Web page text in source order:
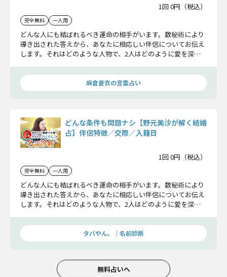
1回 0円（税込）
完全無料 一人用
どんな人にも結ばれるべき運命の相手がいます。数秘術により
導き出された答えから、あなたに相応しい伴侶についてお伝え
します。それはどのような人物で、2人はどのように愛を深
の詳細をお確かめ下さい。
麻倉蒼衣の言霊占い
どんな条件も問題ナシ【野元美沙が解く結婚
占】伴侶特徴／交際／入籍日
1回 0円（税込）
完全無料 一人用
どんな人にも結ばれるべき運命の相手がいます。数秘術により
導き出された答えから、あなたに相応しい伴侶についてお伝え
します。それはどのような人物で、2人はどのように愛を深
の詳細をお確かめ下さい。
タバやん。｜名前診断
無料占いへ